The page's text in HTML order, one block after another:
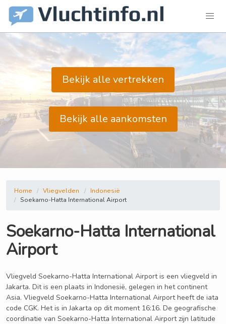
Bekijk alle vertrekken
Bekijk alle aankomsten
Home Vliegvelden
Indonesië
Soekarno-Hatta International Airport
Soekarno-Hatta International
Airport
Vliegveld Soekarno-Hatta International Airport is een vliegveld in
Jakarta. Dit is een plaats in Indonesië, gelegen in het continent
Asia. Vliegveld Soekarno-Hatta International Airport heeft de iata
code CGK. Het is in Jakarta op dit moment 16:16. De geografische
coordinatie van Soekarno-Hatta International Airport zijn latitude